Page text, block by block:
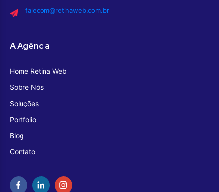
falecom@retinaweb.com.br
A Agência
Home Retina Web
Sobre Nós
Soluções
Portfolio
Blog
Contato